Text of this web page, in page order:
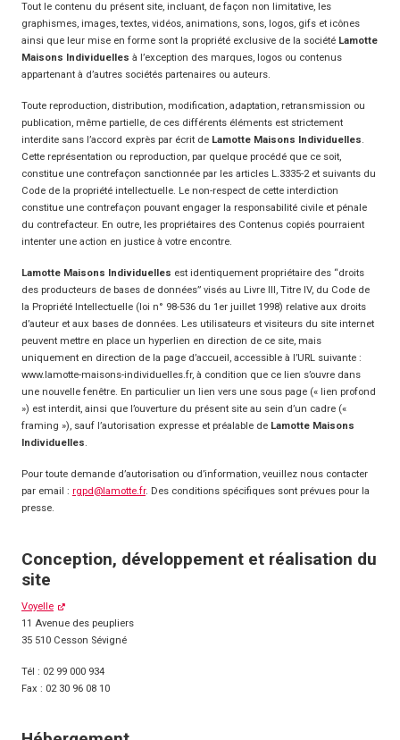
Tout le contenu du présent site, incluant, de façon non limitative, les
graphismes, images, textes, vidéos, animations, sons, logos, gifs et icônes
ainsi que leur mise en forme sont la propriété exclusive de la société Lamotte
Maisons Individuelles à l’exception des marques, logos ou contenus
appartenant à d’autres sociétés partenaires ou auteurs.
Toute reproduction, distribution, modification, adaptation, retransmission ou
publication, même partielle, de ces différents éléments est strictement
interdite sans l’accord exprès par écrit de Lamotte Maisons Individuelles.
Cette représentation ou reproduction, par quelque procédé que ce soit,
constitue une contrefaçon sanctionnée par les articles L.3335-2 et suivants du
Code de la propriété intellectuelle. Le non-respect de cette interdiction
constitue une contrefaçon pouvant engager la responsabilité civile et pénale
du contrefacteur. En outre, les propriétaires des Contenus copiés pourraient
intenter une action en justice à votre encontre.
Lamotte Maisons Individuelles est identiquement propriétaire des “droits
des producteurs de bases de données” visés au Livre III, Titre IV, du Code de
la Propriété Intellectuelle (loi n° 98-536 du 1er juillet 1998) relative aux droits
d’auteur et aux bases de données. Les utilisateurs et visiteurs du site internet
peuvent mettre en place un hyperlien en direction de ce site, mais
uniquement en direction de la page d’accueil, accessible à l’URL suivante :
www.lamotte-maisons-individuelles.fr, à condition que ce lien s’ouvre dans
une nouvelle fenêtre. En particulier un lien vers une sous page (« lien profond
») est interdit, ainsi que l’ouverture du présent site au sein d’un cadre («
framing »), sauf l’autorisation expresse et préalable de Lamotte Maisons
Individuelles.
Pour toute demande d’autorisation ou d’information, veuillez nous contacter
par email : rgpd@lamotte.fr. Des conditions spécifiques sont prévues pour la
presse.
Conception, développement et réalisation du
site
Voyelle
11 Avenue des peupliers
35 510 Cesson Sévigné
Tél : 02 99 000 934
Fax : 02 30 96 08 10